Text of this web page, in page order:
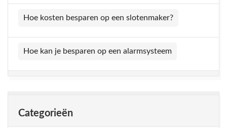
Hoe kosten besparen op een slotenmaker?
Hoe kan je besparen op een alarmsysteem
Categorieën